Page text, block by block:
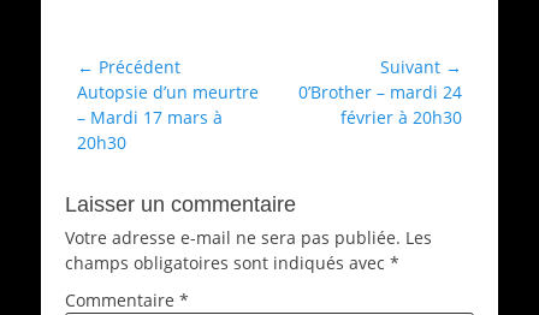
Navigation
de
l’article
← Précédent
Article
précédent :
Autopsie d’un meurtre
– Mardi 17 mars à
20h30
Suivant →
Article0’Brother – mardi 24
février à 20h30
Laisser un commentaire
Votre adresse e-mail ne sera pas publiée. Les
champs obligatoires sont indiqués avec *
Commentaire *